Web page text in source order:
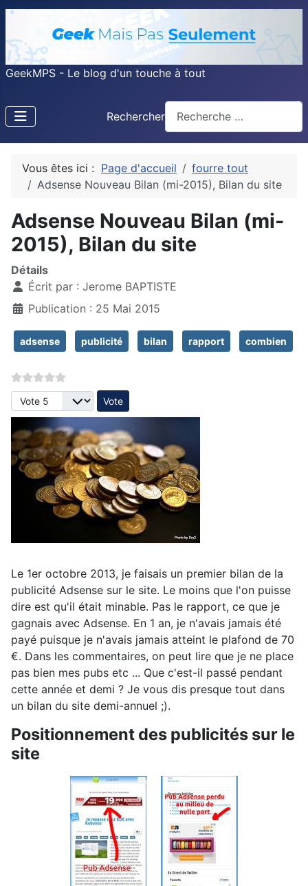
GeekMPS - Le blog d'un touche à tout
Rechercher
Vous êtes ici : Page d'accueil
fourre tout
Adsense Nouveau Bilan (mi-2015), Bilan du site
Adsense Nouveau Bilan (mi-
2015), Bilan du site
Détails
Écrit par : Jerome BAPTISTE
Publication : 25 Mai 2015
adsense publicité bilan rapport combien
Veuillez voter
Le 1er octobre 2013, je faisais un premier bilan de la
publicité Adsense sur le site. Le moins que l'on puisse
dire est qu'il était minable. Pas le rapport, ce que je
gagnais avec Adsense. En 1 an, je n'avais jamais été
payé puisque je n'avais jamais atteint le plafond de 70
€. Dans les commentaires, on peut lire que je ne place
pas bien mes pubs etc ... Que c'est-il passé pendant
cette année et demi ? Je vous dis presque tout dans
un bilan du site demi-annuel ;).
Positionnement des publicités sur le
site